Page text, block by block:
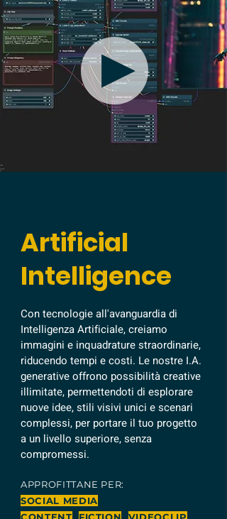
Artificial
Intelligence
Con tecnologie all'avanguardia di
Intelligenza Artificiale, creiamo
immagini e inquadrature straordinarie,
riducendo tempi e costi. Le nostre I.A.
generative offrono possibilità creative
illimitate, permettendoti di esplorare
nuove idee, stili visivi unici e scenari
complessi, per portare il tuo progetto
a un livello superiore, senza
compromessi.
APPROFITTANE PER:
SOCIAL MEDIA